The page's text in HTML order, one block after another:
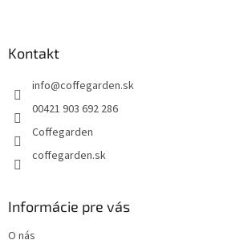
Kontakt
info@coffegarden.sk
00421 903 692 286
Coffegarden
coffegarden.sk
Informácie pre vás
O nás